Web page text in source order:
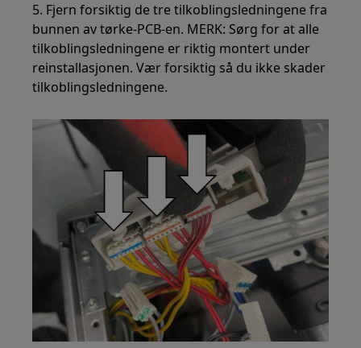
5. Fjern forsiktig de tre tilkoblingsledningene fra
bunnen av tørke-PCB-en. MERK: Sørg for at alle
tilkoblingsledningene er riktig montert under
reinstallasjonen. Vær forsiktig så du ikke skader
tilkoblingsledningene.